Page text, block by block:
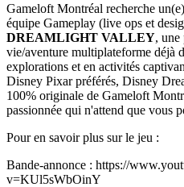
Gameloft Montréal recherche
équipe Gameplay (live ops et
DREAMLIGHT VALLEY,
vie/aventure multiplateforme déjà
explorations et en activités
Disney Pixar préférés, Disney
100% originale de Gameloft
passionnée qui n'attend que vous
Pour en savoir plus sur le jeu :
Bande-annonce : https://
v=KUl5sWbOinY